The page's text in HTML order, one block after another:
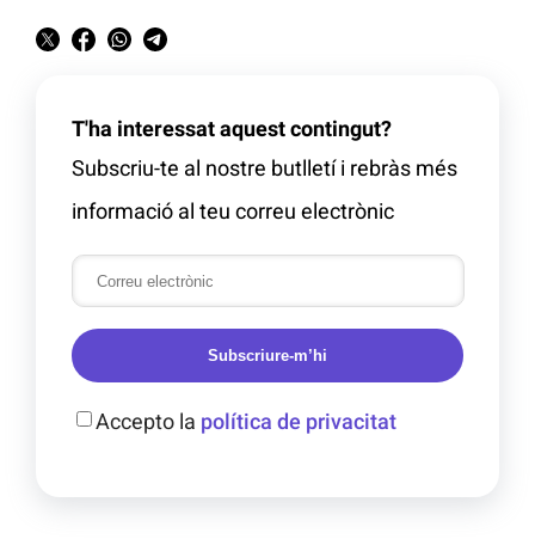
T'ha interessat aquest contingut?
Subscriu-te al nostre butlletí i rebràs més
informació al teu correu electrònic
Subscriure-m’hi
Accepto la política de privacitat